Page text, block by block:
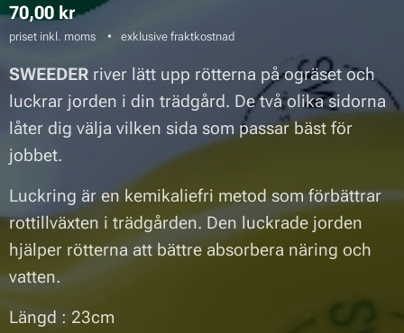
70,00 kr
priset inkl. moms exklusive fraktkostnad
SWEEDER river lätt upp rötterna på ogräset och
luckrar jorden i din trädgård. De två olika sidorna
låter dig välja vilken sida som passar bäst för
jobbet.
Luckring är en kemikaliefri metod som förbättrar
rottillväxten i trädgården. Den luckrade jorden
hjälper rötterna att bättre absorbera näring och
vatten.
Längd : 23cm